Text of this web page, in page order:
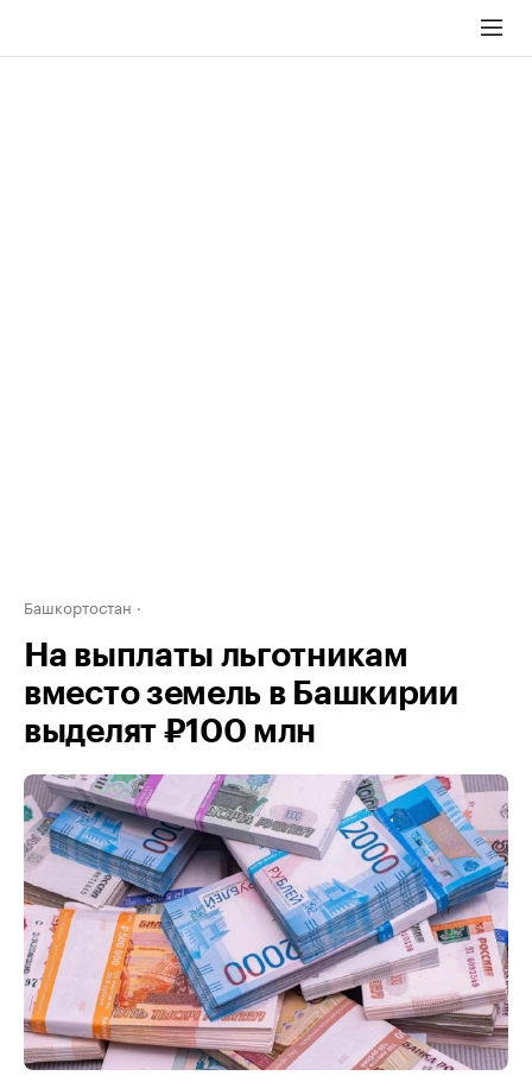
Башкортостан
На выплаты льготникам
вместо земель в Башкирии
выделят ₽100 млн